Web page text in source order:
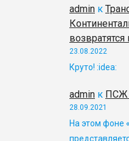
admin к
23.08.2022
Круто! :idea:
admin к ПСЖ
28.09.2021
На этом фоне